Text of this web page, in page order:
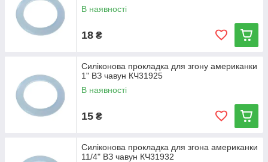
В наявності
18 ₴
Силіконова прокладка для згону американки
1" ВЗ чавун КЧ31925
В наявності
15 ₴
Силіконова прокладка для згона американки
11/4" ВЗ чавун КЧ31932